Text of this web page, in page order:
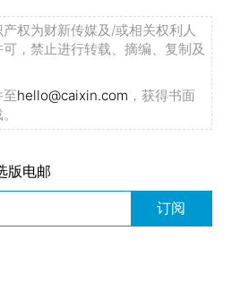
权为财新传媒及/或相关权利人
，禁止进行转载、摘编、复制及
hello@caixin.com ，获得书面
版电邮
订阅